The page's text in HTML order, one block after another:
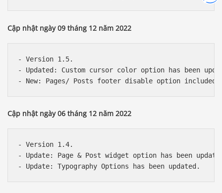
Cập nhật ngày 09 tháng 12 năm 2022
- Version 1.5.
- Updated: Custom cursor color option has been
Cập nhật ngày 06 tháng 12 năm 2022
- Version 1.4.
- Update: Page & Post widget option has been